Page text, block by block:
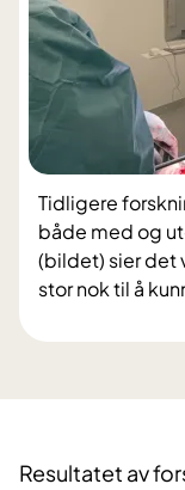
Tidligere
både med og
(bildet) sier det
stor nok til å
Resultatet av